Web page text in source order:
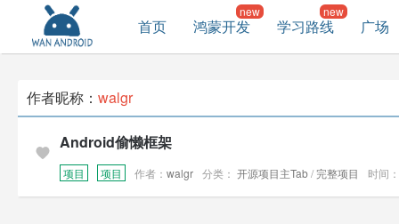
首页 鸿蒙开发 学习路线 广场
作者昵称： walgr
Android偷懒框架
项目 项目 作者： walgr 分类： 开源项目主Tab/完整项目 时间